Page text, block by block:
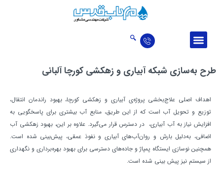
طرح به‌سازي شبكه آبياري و زهكشي كورچا آلباني
اهداف اصلي علاج‌بخشي پروژه‌ي آبياري و زهکشي کورچا، بهبود راندمان انتقال،
توزيع و تحويل آب است که از اين طريق، منابع آب بيشتري براي پاسخگويي به
افزايش نياز به آب آبياري،‌ در دسترس قرار می‌گیرد. علاوه بر اين، بهبود زهكشي آب
اضافي، به‌دليل بارش و روان‌آب‌هاي آبياري و نفوذ عمقي، پيش‌بيني شده است.
همچنین نوسازي ايستگاه پمپاژ و جاده‌هاي دسترسي براي بهبود بهره‌برداري و نگهداري
از سيستم نيز پيش بيني شده ‌است.